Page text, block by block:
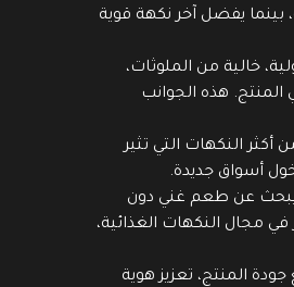
يفضل آخر نكهة قوية
خالية من الملوثات،
هذه الجوانب
النكهات التي تثير
أسواق جديدة.
يبحث عن طعم غني دون
مجال النكهات الغذائية،
المنتج، تعزيز هوية